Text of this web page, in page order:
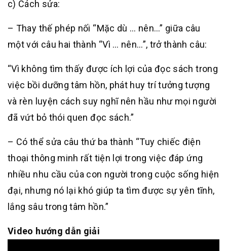
c) Cách sửa:
– Thay thế phép nối “Mặc dù … nên…” giữa câu
một với câu hai thành “Vì … nên…”, trở thành câu:
“Vì không tìm thấy được ích lợi của đọc sách trong
việc bồi dưỡng tâm hồn, phát huy trí tưởng tượng
và rèn luyện cách suy nghĩ nên hầu như mọi người
đã vứt bỏ thói quen đọc sách.”
– Có thể sửa câu thứ ba thành “Tuy chiếc điện
thoại thông minh rất tiện lợi trong việc đáp ứng
nhiều nhu cầu của con người trong cuộc sống hiện
đại, nhưng nó lại khó giúp ta tìm được sự yên tĩnh,
lắng sâu trong tâm hồn.”
Video hướng dẫn giải